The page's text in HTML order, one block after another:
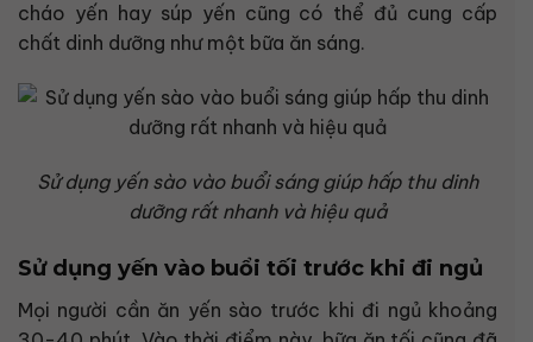
cháo yến hay súp yến cũng có thể đủ cung cấp
chất dinh dưỡng như một bữa ăn sáng.
Sử dụng yến sào vào buổi sáng giúp hấp thu dinh
dưỡng rất nhanh và hiệu quả
Sử dụng yến vào buổi tối trước khi đi ngủ
Mọi người cần ăn yến sào trước khi đi ngủ khoảng